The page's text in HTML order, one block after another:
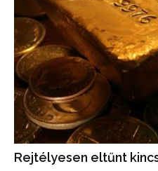
Rejtélyesen eltűnt